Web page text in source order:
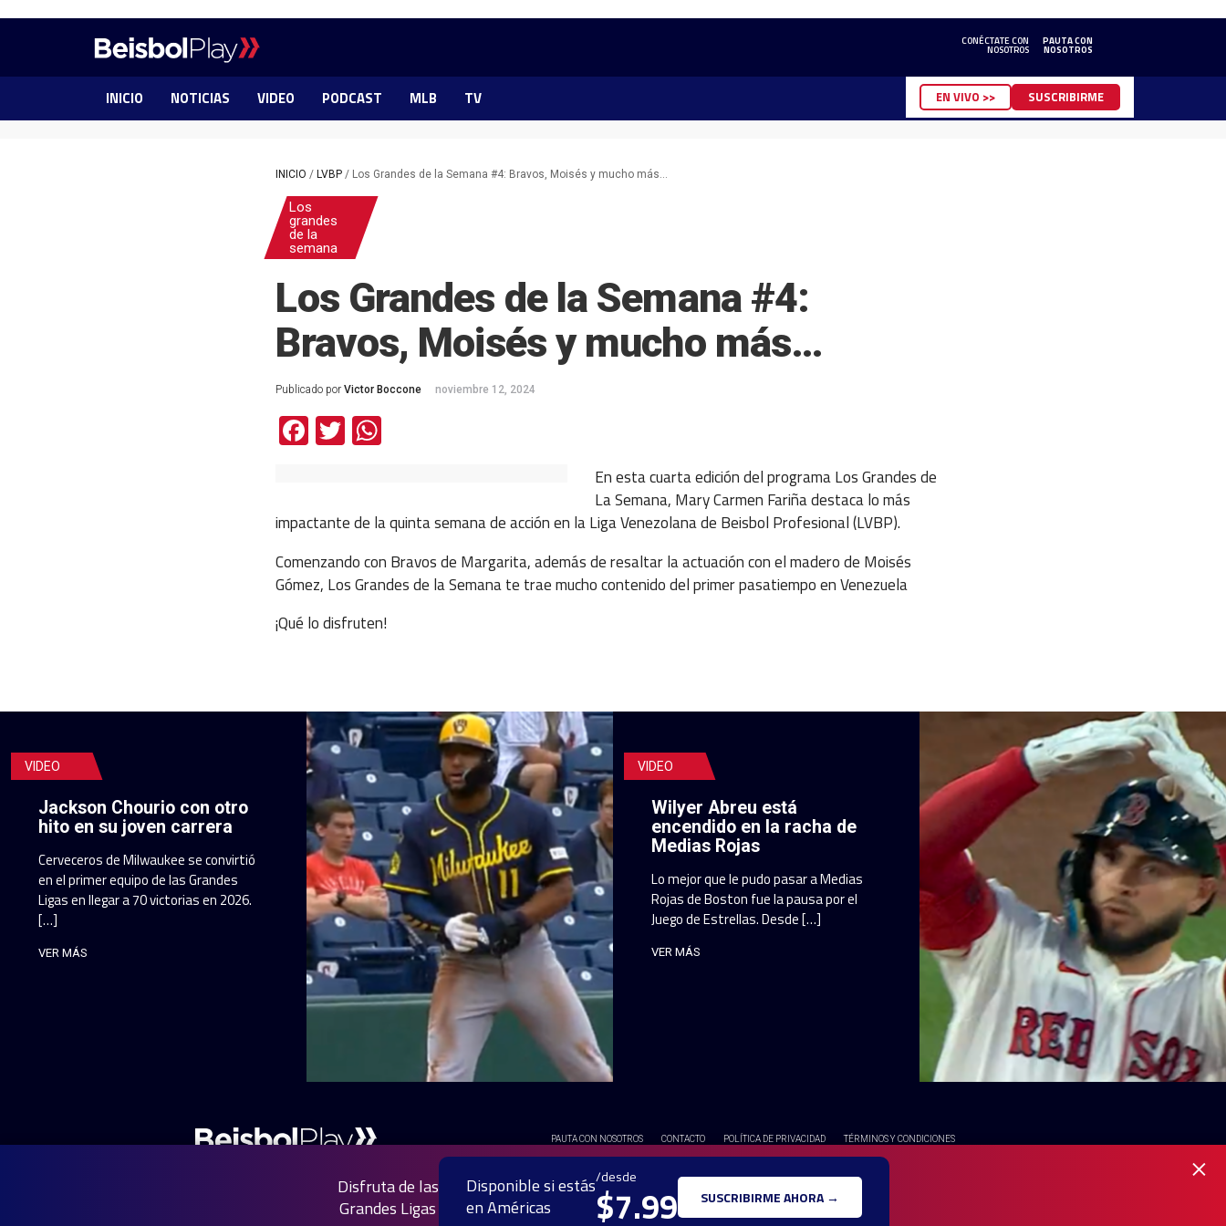
CONÉCTATE CON
NOSOTROS
PAUTA CON
NOSOTROS
INICIO NOTICIAS VIDEO PODCAST MLB TV EN VIVO >> SUSCRIBIRME
INICIO / LVBP / Los Grandes de la Semana #4: Bravos, Moisés y mucho más…
Los
grandes
de la
semana
Los Grandes de la Semana #4:
Bravos, Moisés y mucho más…
Publicado porVictor Boccone noviembre 12, 2024
Facebook
Twitter
En esta cuarta edición del programa Los Grandes de
La Semana, Mary Carmen Fariña destaca lo más
impactante de la quinta semana de acción en la Liga Venezolana de Beisbol Profesional (LVBP).
Comenzando con Bravos de Margarita, además de resaltar la actuación con el madero de Moisés
Gómez, Los Grandes de la Semana te trae mucho contenido del primer pasatiempo en Venezuela
¡Qué lo disfruten!
VIDEO
Jackson Chourio con otro
hito en su joven carrera
Cerveceros de Milwaukee se convirtió
en el primer equipo de las Grandes
Ligas en llegar a 70 victorias en 2026.
[…]
VER MÁS
VIDEO
Wilyer Abreu está
encendido en la racha de
Medias Rojas
Lo mejor que le pudo pasar a Medias
Rojas de Boston fue la pausa por el
Juego de Estrellas. Desde […]
VER MÁS
PAUTA CON NOSOTROS CONTACTO POLÍTICA DE PRIVACIDAD TÉRMINOS Y CONDICIONES
© 2025 TODOS LOS DERECHOS RESERVADOS - UNA MARCA REGISTRADA DE Ole Interactive LLC
Disfruta de las
Grandes Ligas
Disponible si estás
en Américas
/desde
$7.99 SUSCRIBIRME AHORA →
×